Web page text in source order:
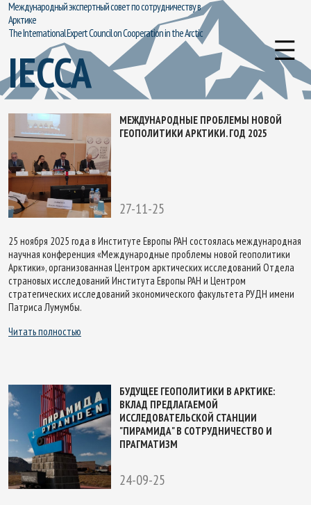
Международный экспертный совет по сотрудничеству в
Арктике
The International Expert Council on Cooperation in the Arctic
IECCA
МЕЖДУНАРОДНЫЕ ПРОБЛЕМЫ НОВОЙ
ГЕОПОЛИТИКИ АРКТИКИ. ГОД 2025
27-11-25
25 ноября 2025 года в Институте Европы РАН состоялась международная
научная конференция «Международные проблемы новой геополитики
Арктики», организованная Центром арктических исследований Отдела
страновых исследований Института Европы РАН и Центром
стратегических исследований экономического факультета РУДН имени
Патриса Лумумбы.​
Читать полностью
БУДУЩЕЕ ГЕОПОЛИТИКИ В АРКТИКЕ:
ВКЛАД ПРЕДЛАГАЕМОЙ
ИССЛЕДОВАТЕЛЬСКОЙ СТАНЦИИ
"ПИРАМИДА" В СОТРУДНИЧЕСТВО И
ПРАГМАТИЗМ
24-09-25